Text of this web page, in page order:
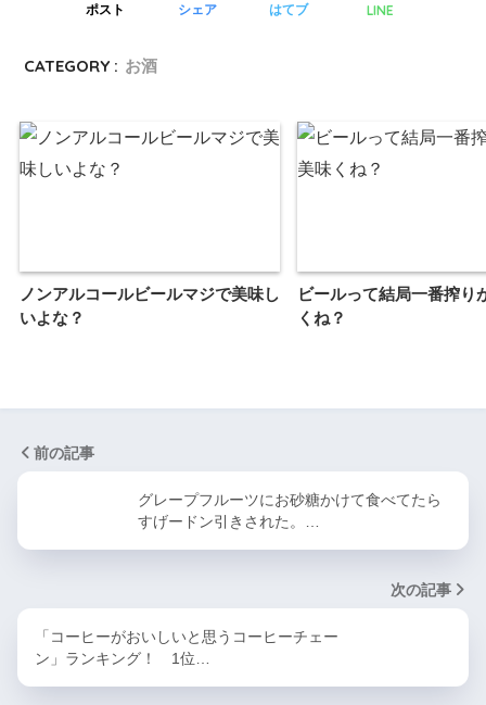
ポスト シェア はてブ LINE
CATEGORY : お酒
ノンアルコールビールマジで美味し
いよな？
ビールって結局一番搾り
くね？
前の記事
グレープフルーツにお砂糖かけて食べてたら
すげードン引きされた。…
次の記事
「コーヒーがおいしいと思うコーヒーチェー
ン」ランキング！ 1位…